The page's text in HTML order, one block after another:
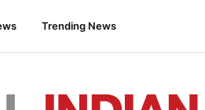
Trending News